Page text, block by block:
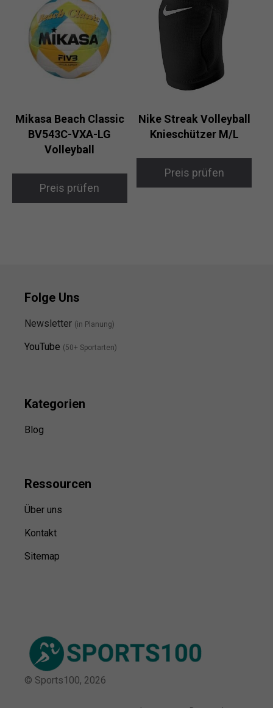
Mikasa Beach Classic
BV543C-VXA-LG
Volleyball
Preis prüfen
Nike Streak Volleyball
Knieschützer M/L
Preis prüfen
Folge Uns
Newsletter (in Planung)
YouTube (50+ Sportarten)
Kategorien
Blog
Ressourcen
Über uns
Kontakt
Sitemap
© Sports100, 2026